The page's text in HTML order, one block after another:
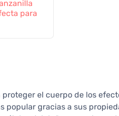
para
el cuerpo de los
popular gracias a sus